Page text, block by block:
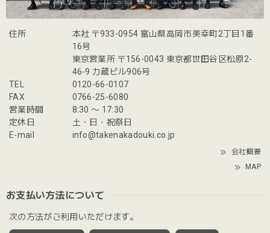
住所
本社 〒933-0954 富山県高岡市美幸町2丁目1番
16号
東京営業所 〒156-0043 東京都世田谷区松原2-
46-9 力蔵ビル906号
TEL
0120-66-0107
FAX
0766-25-6080
営業時間
8:30 〜 17:30
定休日
土・日・祝祭日
E-mail
info@takenakadouki.co.jp
会社概要
MAP
お支払い方法について
次の方法がご利用いただけます。